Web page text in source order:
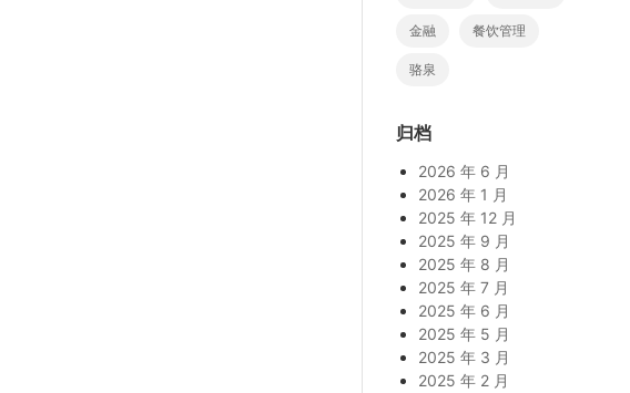
金融 餐饮管理
骆泉
归档
2026 年 6 月
2026 年 1 月
2025 年 12 月
2025 年 9 月
2025 年 8 月
2025 年 7 月
2025 年 6 月
2025 年 5 月
2025 年 3 月
2025 年 2 月